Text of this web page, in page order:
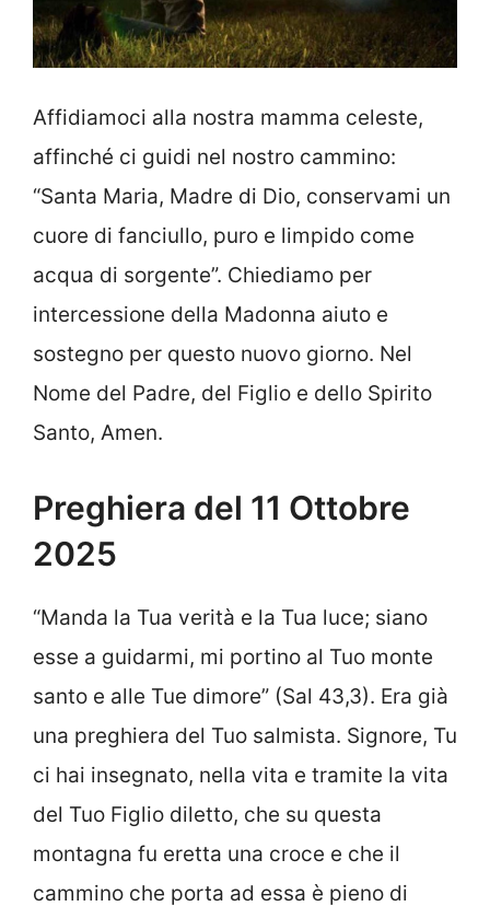
Affidiamoci alla nostra mamma celeste,
affinché ci guidi nel nostro cammino:
“Santa Maria, Madre di Dio, conservami un
cuore di fanciullo, puro e limpido come
acqua di sorgente”. Chiediamo per
intercessione della Madonna aiuto e
sostegno per questo nuovo giorno. Nel
Nome del Padre, del Figlio e dello Spirito
Santo, Amen.
Preghiera del 11 Ottobre
2025
“Manda la Tua verità e la Tua luce; siano
esse a guidarmi, mi portino al Tuo monte
santo e alle Tue dimore” (Sal 43,3). Era già
una preghiera del Tuo salmista. Signore, Tu
ci hai insegnato, nella vita e tramite la vita
del Tuo Figlio diletto, che su questa
montagna fu eretta una croce e che il
cammino che porta ad essa è pieno di